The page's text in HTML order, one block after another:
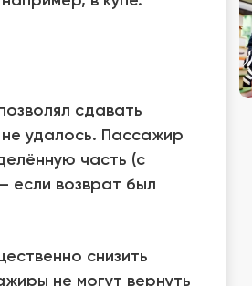
сдавать
удалось. Пассажир
часть (с
если возврат был
снизить
не могут вернуть